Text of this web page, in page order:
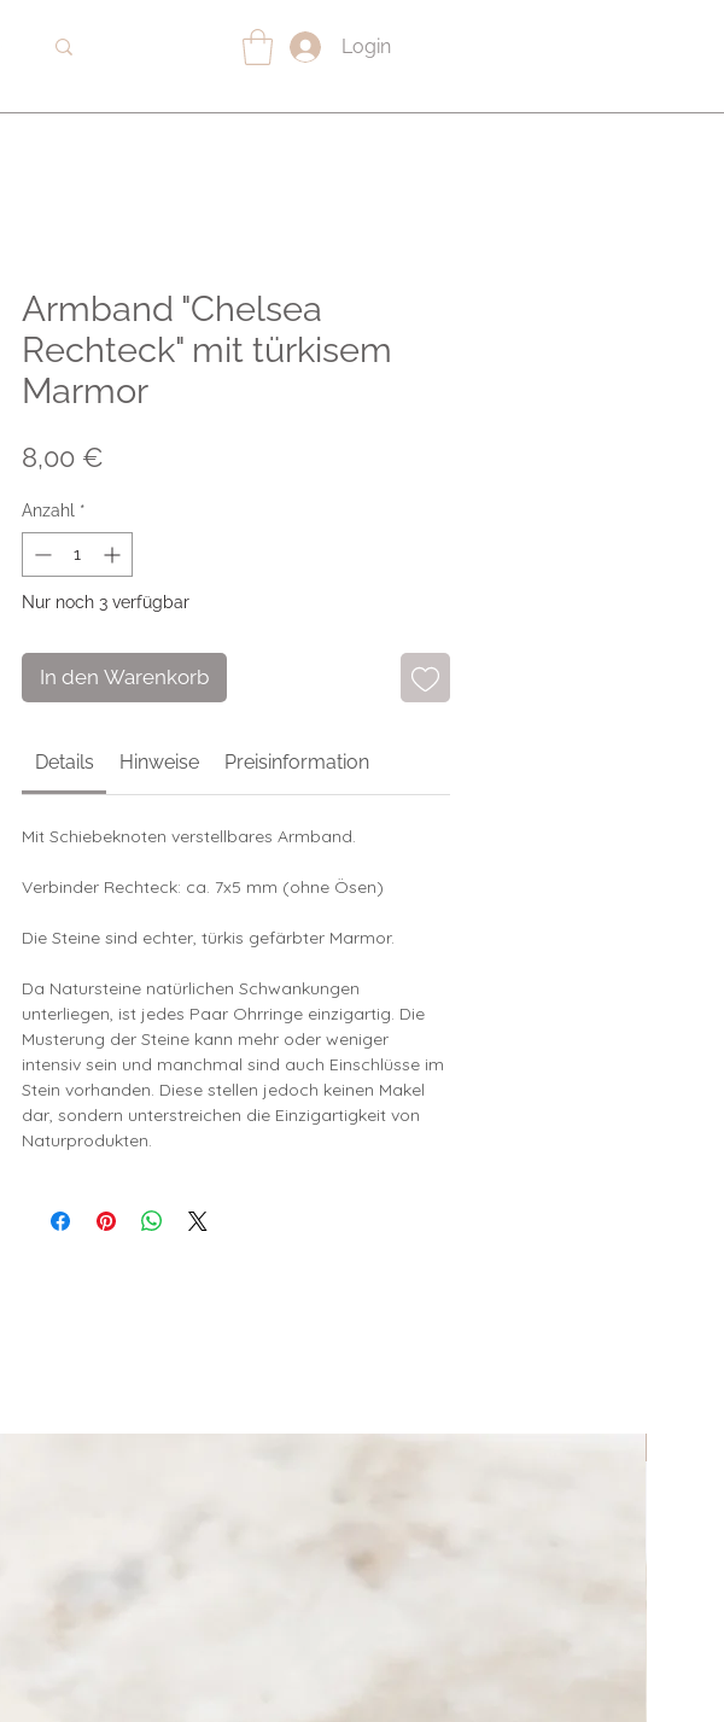
Login
Armband "Chelsea
Rechteck" mit türkisem
Marmor
8,00 €
Anzahl *
Nur noch 3 verfügbar
In den Warenkorb
Details Hinweise Preisinformation
Mit Schiebeknoten verstellbares Armband.
Verbinder Rechteck: ca. 7x5 mm (ohne Ösen)
Die Steine sind echter, türkis gefärbter Marmor.
Da Natursteine natürlichen Schwankungen
unterliegen, ist jedes Paar Ohrringe einzigartig. Die
Musterung der Steine kann mehr oder weniger
intensiv sein und manchmal sind auch Einschlüsse im
Stein vorhanden. Diese stellen jedoch keinen Makel
dar, sondern unterstreichen die Einzigartigkeit von
Naturprodukten.